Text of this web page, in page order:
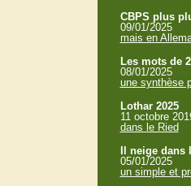
CBPS plus
09/01/2025
mais en
Les mots de
08/01/2025
une synthèse
Lothar 2025
11 octobre
dans le Ried
Il neige dans
05/01/2025
un simple et